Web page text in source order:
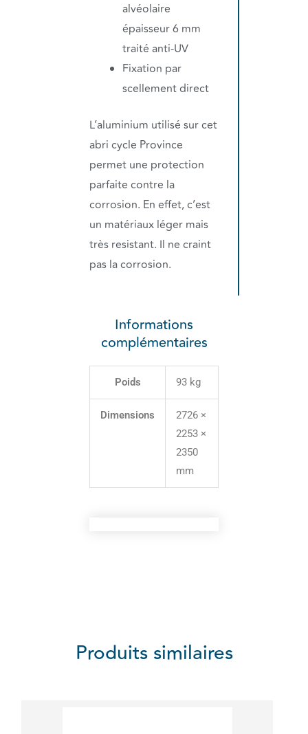
alvéolaire
épaisseur 6 mm
traité anti-UV
Fixation par
scellement direct
L’aluminium utilisé sur cet
abri cycle Province
permet une protection
parfaite contre la
corrosion. En effet, c’est
un matériaux léger mais
très resistant. Il ne craint
pas la corrosion.
Informations
complémentaires
Poids 93 kg
Dimensions
2726 ×
2253 ×
2350
mm
Produits similaires